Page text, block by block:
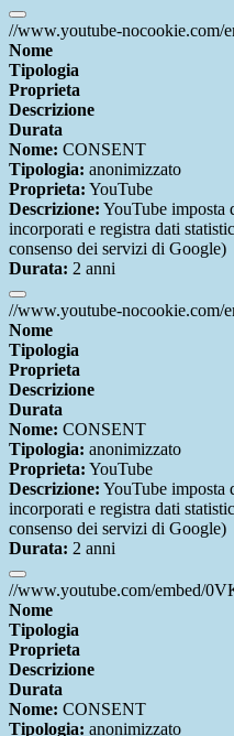
//www.youtube-nocookie.com/
Nome
Tipologia
Proprieta
Descrizione
Durata
Nome: CONSENT
Tipologia: anonimizzato
Proprieta: YouTube
Descrizione: YouTube imposta
incorporati e registra dati
consenso dei servizi di Google)
Durata: 2 anni
//www.youtube-nocookie.com/
Nome
Tipologia
Proprieta
Descrizione
Durata
Nome: CONSENT
Tipologia: anonimizzato
Proprieta: YouTube
Descrizione: YouTube imposta
incorporati e registra dati
consenso dei servizi di Google)
Durata: 2 anni
//www.youtube.com/embed/
Nome
Tipologia
Proprieta
Descrizione
Durata
Nome: CONSENT
Tipologia: anonimizzato